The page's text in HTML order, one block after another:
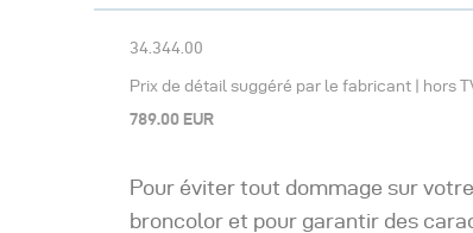
34.344.00
Prix de détail suggéré par le fabricant | hors
789.00 EUR
Pour éviter tout dommage sur
broncolor et pour garantir des